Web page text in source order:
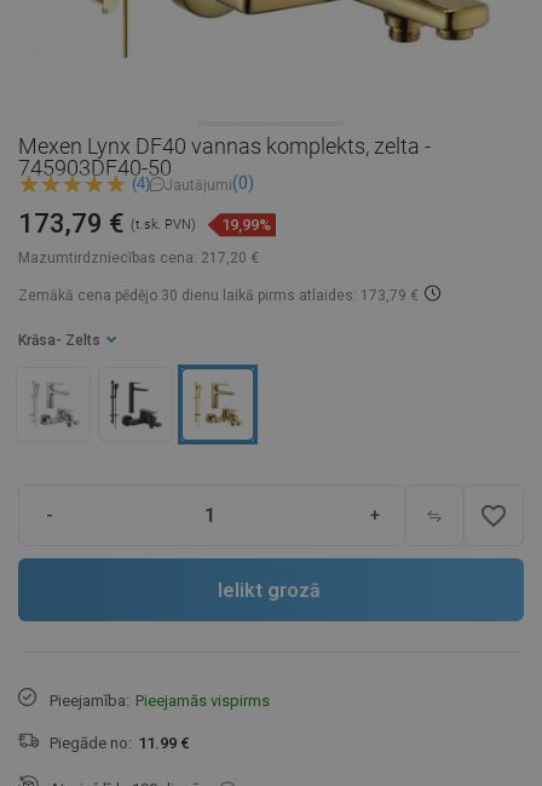
Mexen Lynx DF40 vannas komplekts, zelta -
745903DF40-50
(4) Jautājumi(0)
Mazumtirdzniecības cena: 217,20 €
173,79 € (t.sk. PVN) 19,99%
Zemākā cena pēdējo 30 dienu laikā pirms atlaides: 173,79 €
Krāsa - Zelts
- + favorite_border
Ielikt grozā
Pieejamība: Pieejamās vispirms
Piegāde no: 11.99 €